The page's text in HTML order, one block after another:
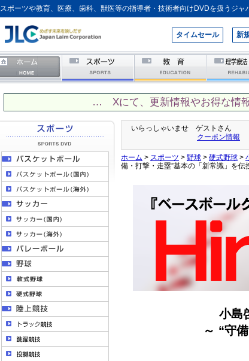
スポーツや教育、医療、歯科、獣医等の指導者・技術者向けDVDを扱うジャ
タイムセール 新
… Xにて、更新情報やお得な情
いらっしゃいませ ゲストさん
クーポン情報
ホーム > スポーツ > 野球 > 硬式野球 >
備・打撃・走塁”基本の「新常識」を伝
小島
～ “守